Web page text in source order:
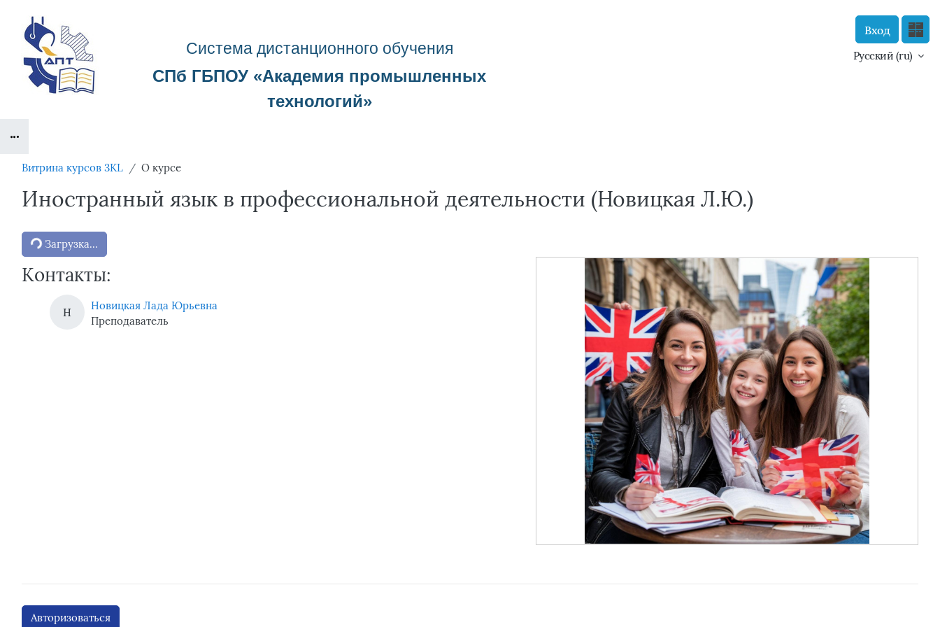
Система дистанционного обучения
СПб ГБПОУ «Академия промышленных
технологий»
Вход
Русский ‎(ru)‎
Блоки
Витрина курсов 3KL О курсе
Иностранный язык в профессиональной деятельности (Новицкая Л.Ю.)
Блоки
Загрузка...
Контакты:
Н
Новицкая Лада Юрьевна
Преподаватель
Авторизоваться